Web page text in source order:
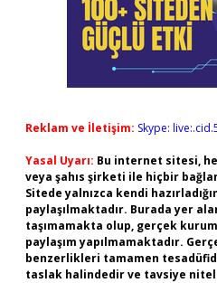
Reklam ve İletişim: Skype:
Yasal Uyarı: Bu internet sitesi,
veya şahıs şirketi ile hiçbir
Sitede yalnızca kendi
paylaşılmaktadır. Burada yer
taşımamakta olup, gerçek
paylaşım yapılmamaktadır.
benzerlikleri tamamen
taslak halindedir ve tavsiye